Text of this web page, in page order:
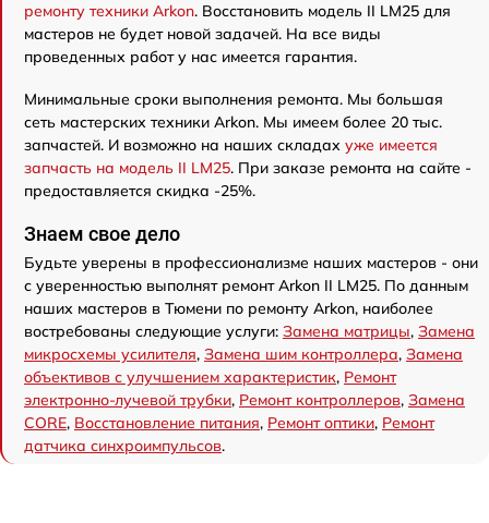
ремонту техники Arkon. Восстановить модель II LM25 для
мастеров не будет новой задачей. На все виды
проведенных работ у нас имеется гарантия.
Минимальные сроки выполнения ремонта. Мы большая
сеть мастерских техники Arkon. Мы имеем более 20 тыс.
запчастей. И возможно на наших складах уже имеется
запчасть на модель II LM25. При заказе ремонта на сайте -
предоставляется скидка -25%.
Знаем свое дело
Будьте уверены в профессионализме наших мастеров - они
с уверенностью выполнят ремонт Arkon II LM25. По данным
наших мастеров в Тюмени по ремонту Arkon, наиболее
востребованы следующие услуги: Замена матрицы, Замена
микросхемы усилителя, Замена шим контроллера, Замена
объективов с улучшением характеристик, Ремонт
электронно-лучевой трубки, Ремонт контроллеров, Замена
CORE, Восстановление питания, Ремонт оптики, Ремонт
датчика синхроимпульсов.